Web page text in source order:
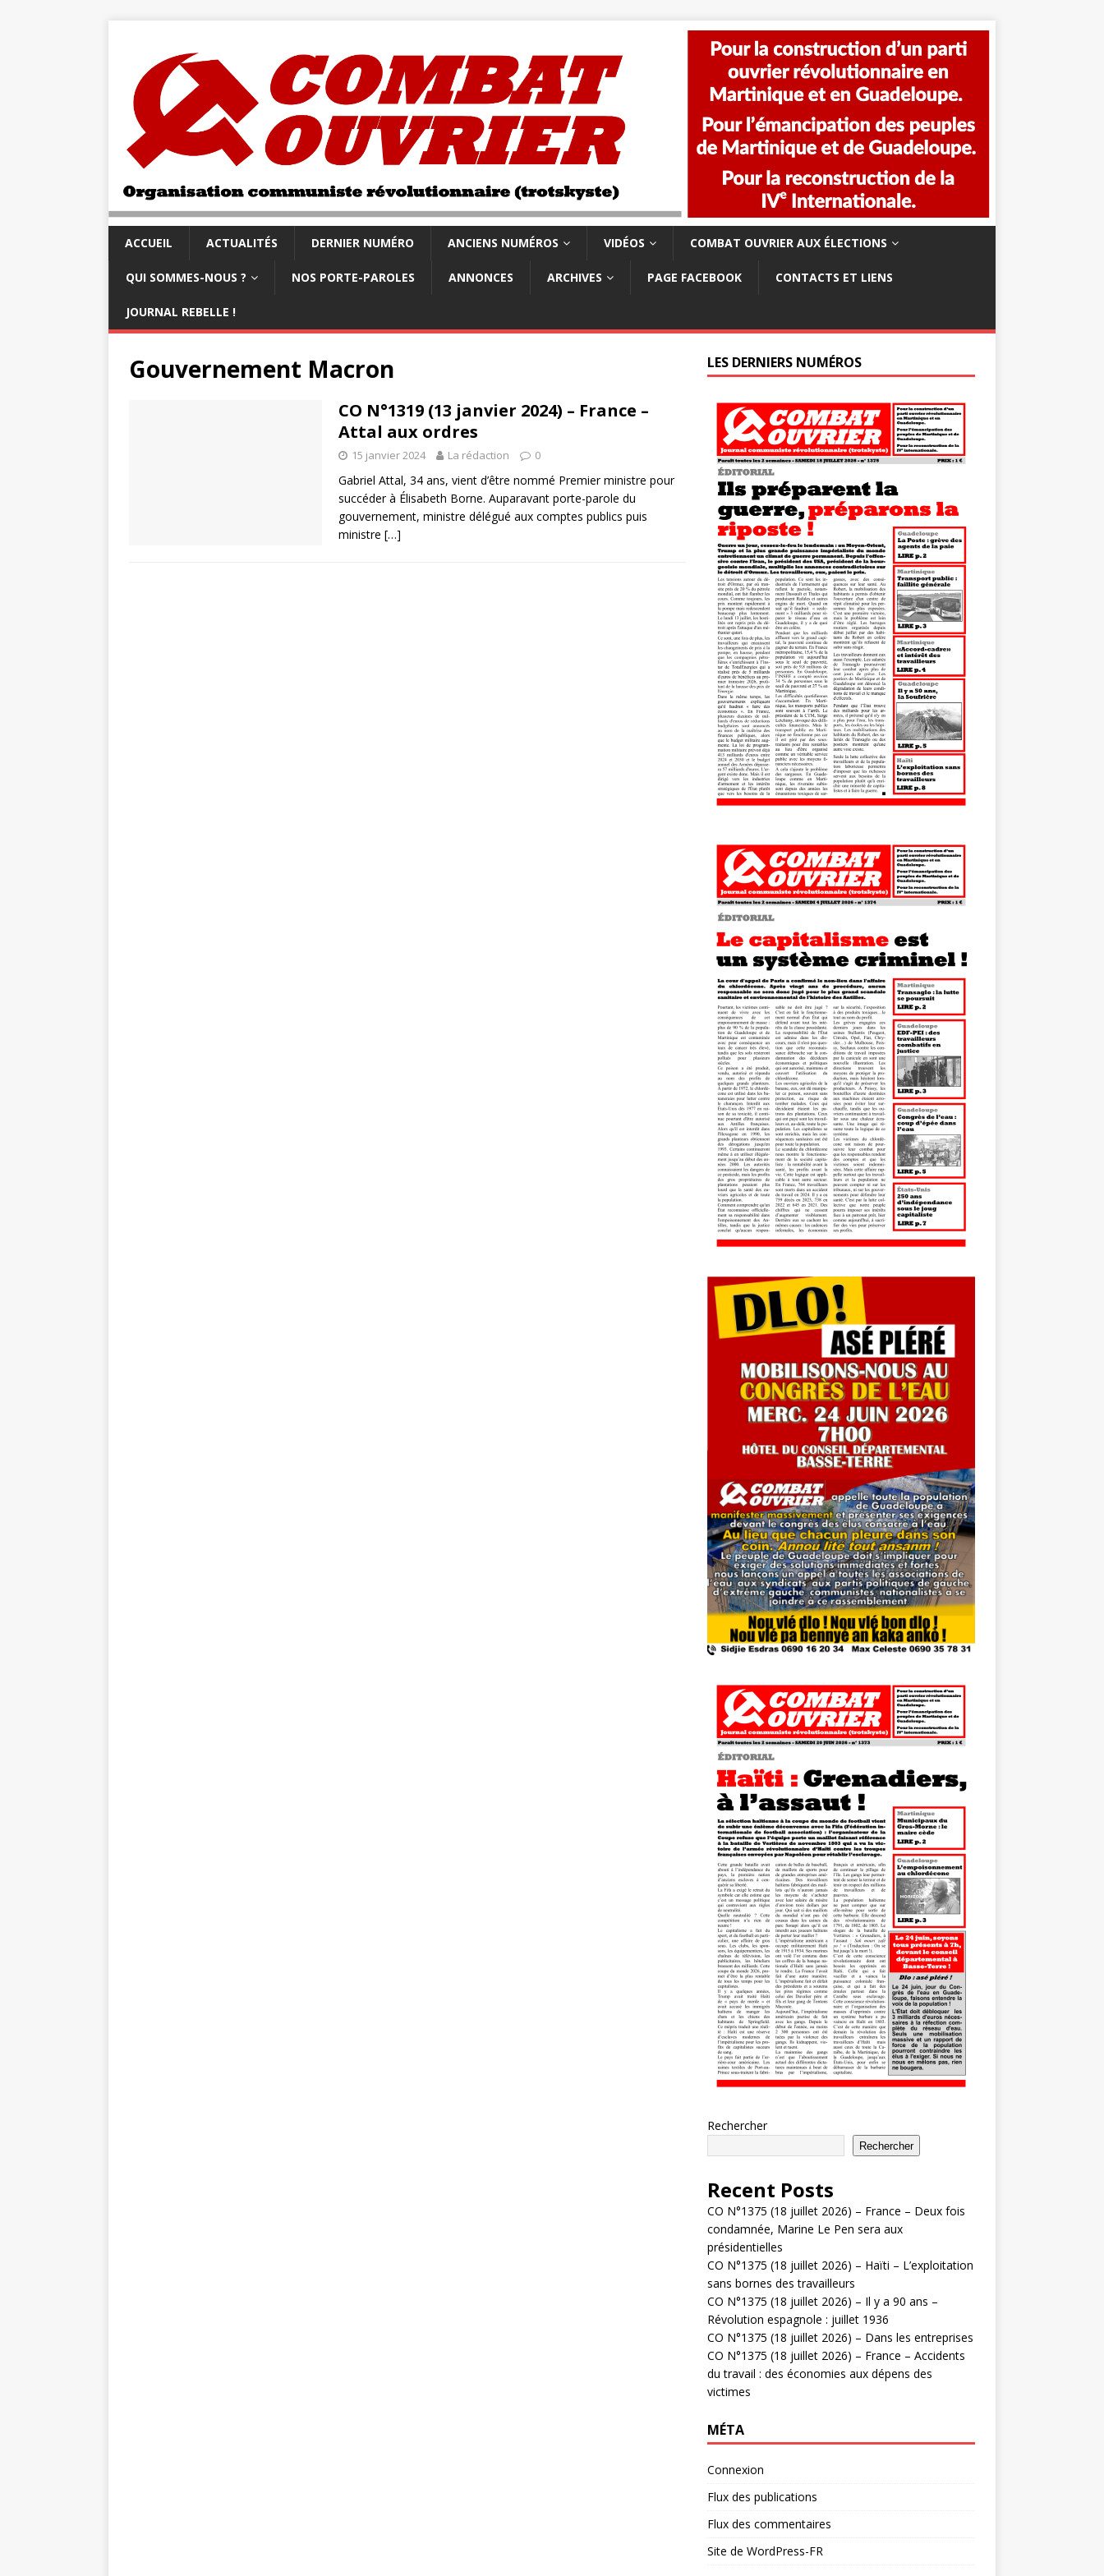
ACCUEIL ACTUALITÉS DERNIER NUMÉRO ANCIENS NUMÉROS VIDÉOS COMBAT OUVRIER AUX ÉLECTIONS
QUI SOMMES-NOUS ? NOS PORTE-PAROLES ANNONCES ARCHIVES PAGE FACEBOOK CONTACTS ET LIENS
JOURNAL REBELLE !
Gouvernement Macron
CO N°1319 (13 janvier 2024) – France –
Attal aux ordres
15 janvier 2024 La rédaction 0
Gabriel Attal, 34 ans, vient d’être nommé Premier ministre pour
succéder à Élisabeth Borne. Auparavant porte-parole du
gouvernement, ministre délégué aux comptes publics puis
ministre […]
LES DERNIERS NUMÉROS
Rechercher
Rechercher
Recent Posts
CO N°1375 (18 juillet 2026) – France – Deux fois
condamnée, Marine Le Pen sera aux
présidentielles
CO N°1375 (18 juillet 2026) – Haïti – L’exploitation
sans bornes des travailleurs
CO N°1375 (18 juillet 2026) – Il y a 90 ans –
Révolution espagnole : juillet 1936
CO N°1375 (18 juillet 2026) – Dans les entreprises
CO N°1375 (18 juillet 2026) – France – Accidents
du travail : des économies aux dépens des
victimes
MÉTA
Connexion
Flux des publications
Flux des commentaires
Site de WordPress-FR